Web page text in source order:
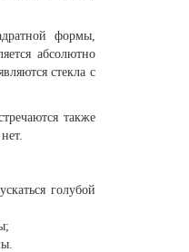
формы,
абсолютно
стекла с
также
голубой